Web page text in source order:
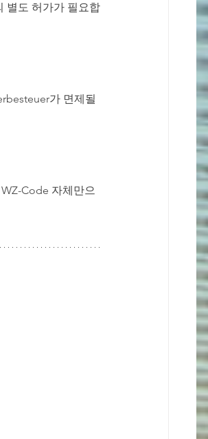
별도 허가가 필요합
가 면제될
Code 자체만으